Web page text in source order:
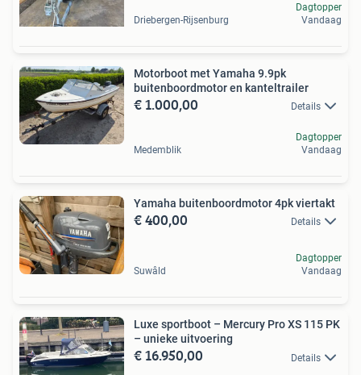
Driebergen-Rijsenburg
Dagtopper
Vandaag
Motorboot met Yamaha 9.9pk
buitenboordmotor en kanteltrailer
€ 1.000,00 Details
Medemblik
Dagtopper
Vandaag
Yamaha buitenboordmotor 4pk viertakt
€ 400,00 Details
Suwâld
Dagtopper
Vandaag
Luxe sportboot – Mercury Pro XS 115 PK
– unieke uitvoering
€ 16.950,00 Details